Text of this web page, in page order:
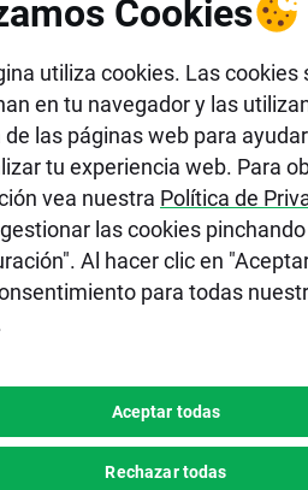
de
2. Realiza un depósito
inlcuyendo pagos instantáneos y
gratuitos.
Cookies
utiliza cookies. Las cookies
en tu navegador y las
las páginas web para
tu experiencia web. Para
vea nuestra Política de
las cookies
Al hacer clic en
para todas
Aceptar todas
Rechazar todas